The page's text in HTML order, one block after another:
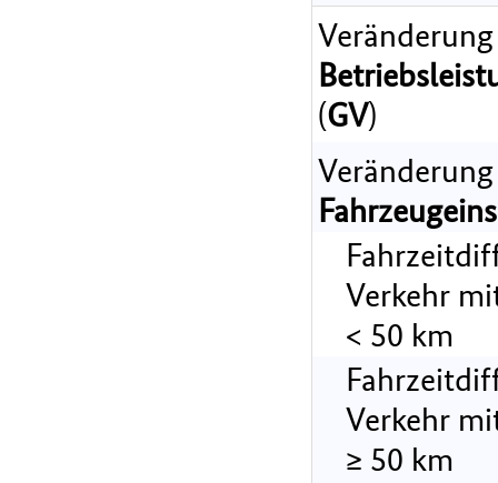
(GV)
Verkehr
< 50 km
Verkehr
≥ 50 km